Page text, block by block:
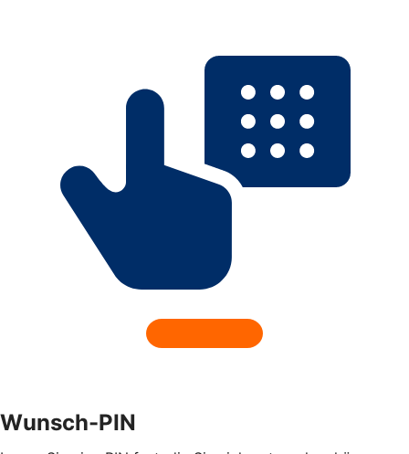
Wunsch-PIN